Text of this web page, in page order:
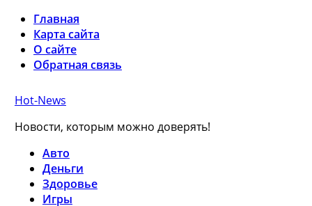
Главная
Карта сайта
О сайте
Обратная связь
Hot-News
Новости, которым можно доверять!
Авто
Деньги
Здоровье
Игры